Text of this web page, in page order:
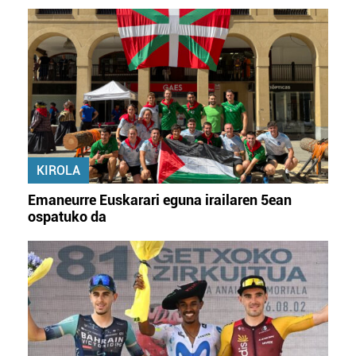
KIROLA
Emaneurre Euskarari eguna irailaren 5ean
ospatuko da